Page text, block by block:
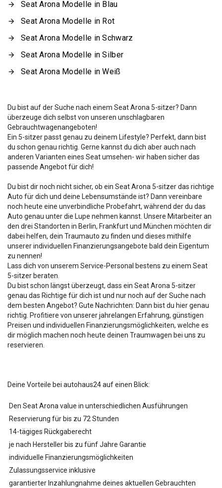
Seat Arona Modelle in Blau
Seat Arona Modelle in Rot
Seat Arona Modelle in Schwarz
Seat Arona Modelle in Silber
Seat Arona Modelle in Weiß
Du bist auf der Suche nach einem Seat Arona 5-sitzer? Dann
überzeuge dich selbst von unseren unschlagbaren
Gebrauchtwagenangeboten!
Ein 5-sitzer passt genau zu deinem Lifestyle? Perfekt, dann bist
du schon genau richtig. Gerne kannst du dich aber auch nach
anderen Varianten eines Seat umsehen- wir haben sicher das
passende Angebot für dich!
Du bist dir noch nicht sicher, ob ein Seat Arona 5-sitzer das richtige
Auto für dich und deine Lebensumstände ist? Dann vereinbare
noch heute eine unverbindliche Probefahrt, während der du das
Auto genau unter die Lupe nehmen kannst. Unsere Mitarbeiter an
den drei Standorten in Berlin, Frankfurt und München möchten dir
dabei helfen, dein Traumauto zu finden und dieses mithilfe
unserer individuellen Finanzierungsangebote bald dein Eigentum
zu nennen!
Lass dich von unserem Service-Personal bestens zu einem Seat
5-sitzer beraten.
Du bist schon längst überzeugt, dass ein Seat Arona 5-sitzer
genau das Richtige für dich ist und nur noch auf der Suche nach
dem besten Angebot? Gute Nachrichten: Dann bist du hier genau
richtig. Profitiere von unserer jahrelangen Erfahrung, günstigen
Preisen und individuellen Finanzierungsmöglichkeiten, welche es
dir möglich machen noch heute deinen Traumwagen bei uns zu
reservieren.
Deine Vorteile bei autohaus24 auf einen Blick:
Den Seat Arona value in unterschiedlichen Ausführungen
Reservierung für bis zu 72 Stunden
14-tägiges Rückgaberecht
je nach Hersteller bis zu fünf Jahre Garantie
individuelle Finanzierungsmöglichkeiten
Zulassungsservice inklusive
garantierter Inzahlungnahme deines aktuellen Gebrauchten